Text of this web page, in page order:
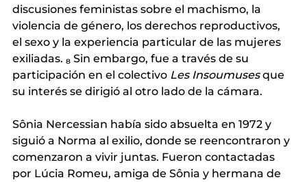
discusiones feministas sobre el machismo, la
violencia de género, los derechos reproductivos,
el sexo y la experiencia particular de las mujeres
exiliadas. ₈ Sin embargo, fue a través de su
participación en el colectivo Les Insoumuses que
su interés se dirigió al otro lado de la cámara.
Sônia Nercessian había sido absuelta en 1972 y
siguió a Norma al exilio, donde se reencontraron y
comenzaron a vivir juntas. Fueron contactadas
por Lúcia Romeu, amiga de Sônia y hermana de